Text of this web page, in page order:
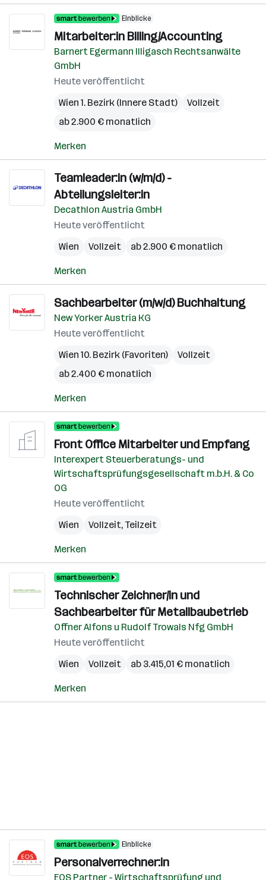
Einblicke
Mitarbeiter:in Billing/Accounting
Barnert Egermann Illigasch Rechtsanwälte
GmbH
Heute veröffentlicht
Wien 1. Bezirk (Innere Stadt)
Vollzeit
ab 2.900 € monatlich
Merken
Teamleader:in (w/m/d) -
Abteilungsleiter:in
Decathlon Austria GmbH
Heute veröffentlicht
Wien
Vollzeit ab 2.900 € monatlich
Merken
Sachbearbeiter (m/w/d) Buchhaltung
New Yorker Austria KG
Heute veröffentlicht
Wien 10. Bezirk (Favoriten)
Vollzeit
ab 2.400 € monatlich
Merken
Front Office Mitarbeiter und Empfang
Interexpert Steuerberatungs- und
Wirtschaftsprüfungsgesellschaft m.b.H. & Co
OG
Heute veröffentlicht
Wien
Vollzeit, Teilzeit
Merken
Technischer Zeichner/in und
Sachbearbeiter für Metallbaubetrieb
Offner Alfons u Rudolf Trowals Nfg GmbH
Heute veröffentlicht
Wien
Vollzeit ab 3.415,01 € monatlich
Merken
Einblicke
Personalverrechner:in
EOS Partner - Wirtschaftsprüfung und